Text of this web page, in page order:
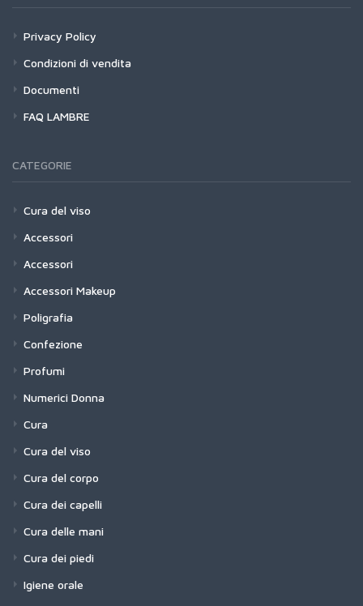
Privacy Policy
Condizioni di vendita
Documenti
FAQ LAMBRE
CATEGORIE
Cura del viso
Accessori
Accessori
Accessori Makeup
Poligrafia
Confezione
Profumi
Numerici Donna
Cura
Cura del viso
Cura del corpo
Cura dei capelli
Cura delle mani
Cura dei piedi
Igiene orale